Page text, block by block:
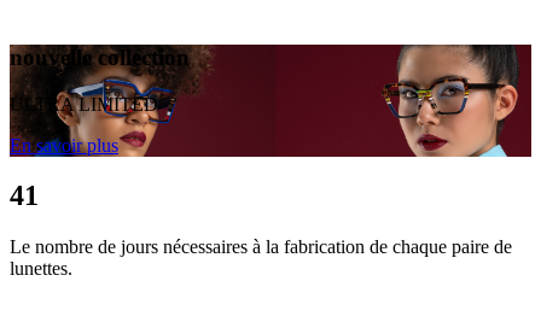
nouvelle collection
ULTRA LIMITED
En savoir plus
41
Le nombre de jours nécessaires à la fabrication de chaque paire de
lunettes.